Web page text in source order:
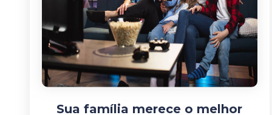
Sua família merece o melhor